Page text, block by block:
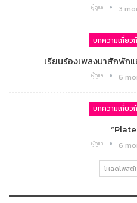
ผู้ดูแล 3
เรียนร้องเพลงมาสักพักแ
ผู้ดูแล 6
ผู้ดูแล 6
โหลดโพสต์